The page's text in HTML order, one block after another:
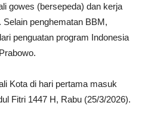
gowes (bersepeda) dan kerja
penghematan BBM,
penguatan program Indonesia
Kota di hari pertama masuk
Fitri 1447 H, Rabu (25/3/2026).